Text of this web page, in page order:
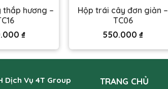
thắp hương –
₫
Hộp trái cây đơn giản –
TC06
550.000 ₫
Dịch Vụ 4T Group
TRANG CHỦ